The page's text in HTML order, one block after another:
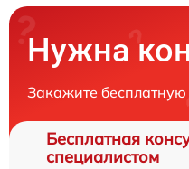
Нужна
Закажите
Бесплатная
специалистом